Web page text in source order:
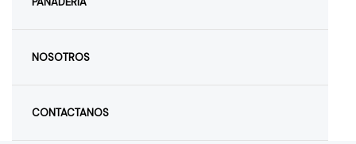
NOSOTROS
CONTACTANOS